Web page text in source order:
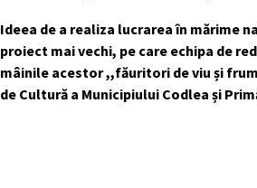
Ideea de a realiza lucrarea în mărime
proiect mai vechi, pe care echipa de
mâinile acestor ,,făuritori de viu și
de Cultură a Municipiului Codlea și